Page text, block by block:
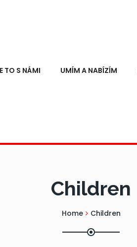
TO S NÁMI UMÍM A NABÍZÍM
Children
Home Children